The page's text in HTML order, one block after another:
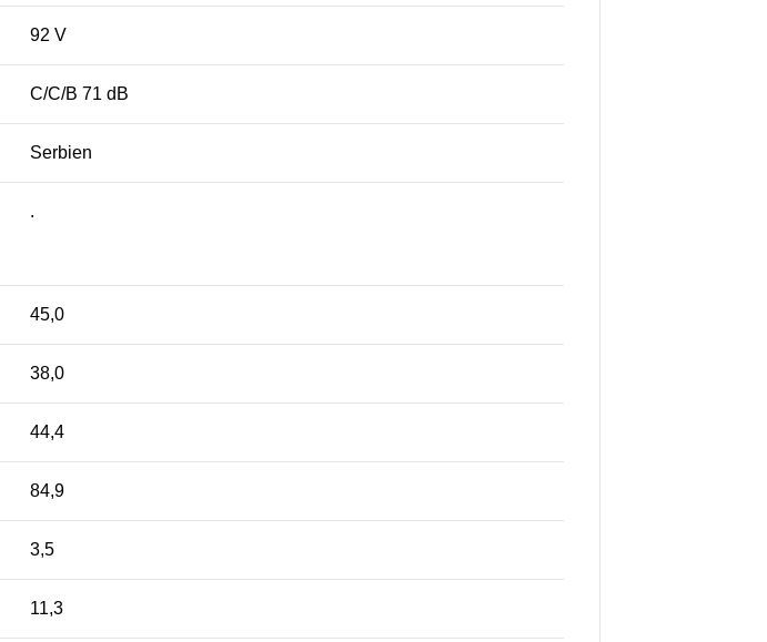
92 V
C/C/B 71 dB
Serbien
.
45,0
38,0
44,4
84,9
3,5
11,3